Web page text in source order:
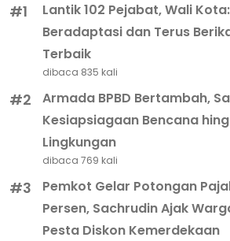
#1
Lantik 102 Pejabat, Wali
Beradaptasi dan Terus
Terbaik
dibaca 835 kali
#2
Armada BPBD Bertambah,
Kesiapsiagaan Bencana
Lingkungan
dibaca 769 kali
#3
Pemkot Gelar Potongan
Persen, Sachrudin Ajak
Pesta Diskon Kemerdekaan